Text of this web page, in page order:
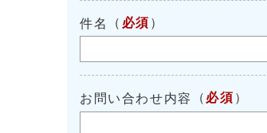
件名 （ 必須 ）
お問い合わせ内容 （ 必須 ）